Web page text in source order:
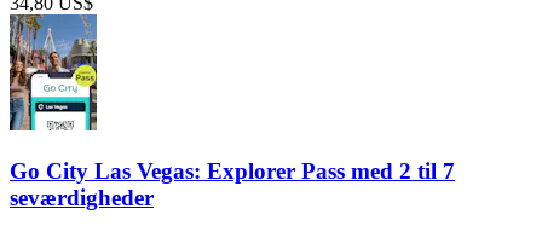
Go City Las Vegas: Explorer Pass med 2 til 7
seværdigheder